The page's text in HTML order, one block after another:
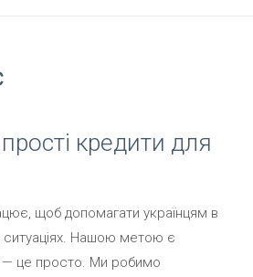
прості кредити для
щоб допомагати українцям в
ситуаціях. Нашою метою є
— це просто. Ми робимо